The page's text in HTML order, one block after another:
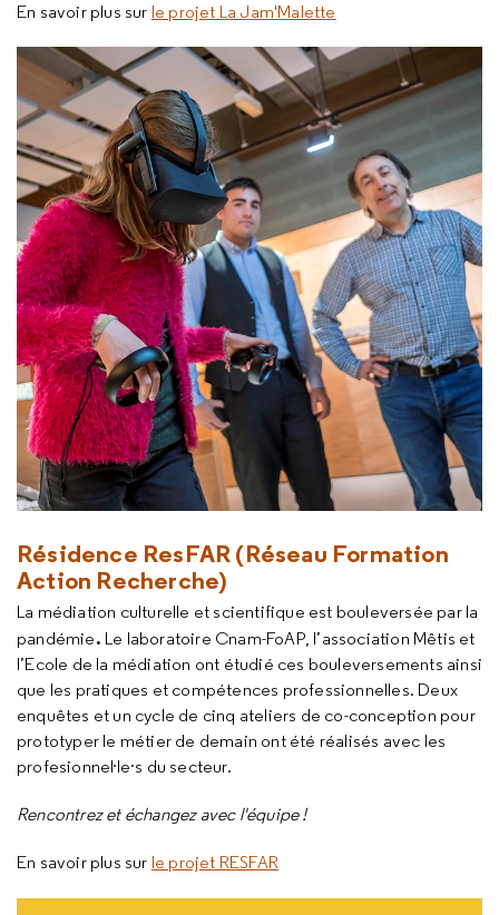
En savoir plus sur le projet La Jam'Malette
Résidence ResFAR (Réseau Formation
Action Recherche)
La médiation culturelle et scientifique est bouleversée par la
pandémie. Le laboratoire Cnam-FoAP, l’association Mêtis et
l’Ecole de la médiation ont étudié ces bouleversements ainsi
que les pratiques et compétences professionnelles. Deux
enquêtes et un cycle de cinq ateliers de co-conception pour
prototyper le métier de demain ont été réalisés avec les
profesionnel·le·s du secteur.
Rencontrez et échangez avec l'équipe !
En savoir plus sur le projet RESFAR